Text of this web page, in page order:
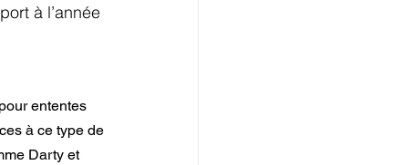
à l’année
ententes
à ce type de
Darty et